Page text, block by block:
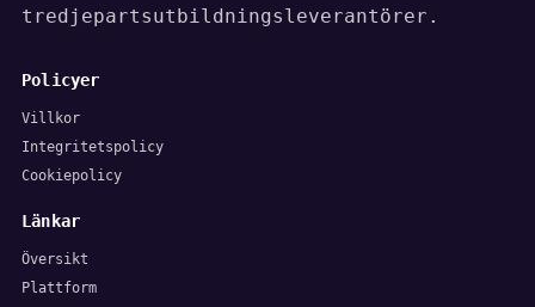
tredjepartsutbildningsleverantörer.
Policyer
Villkor
Integritetspolicy
Cookiepolicy
Länkar
Översikt
Plattform